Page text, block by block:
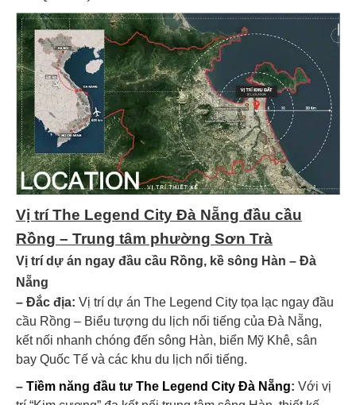
Vị trí The Legend City Đà Nẵng đầu cầu
Rồng – Trung tâm phường Sơn Trà
Vị trí dự án ngay đầu cầu Rồng, kề sông Hàn – Đà
Nẵng
– Đắc địa: Vị trí dự án The Legend City tọa lạc ngay đầu
cầu Rồng – Biểu tượng du lịch nổi tiếng của Đà Nẵng,
kết nối nhanh chóng đến sông Hàn, biển Mỹ Khê, sân
bay Quốc Tế và các khu du lịch nổi tiếng.
– Tiềm năng đầu tư The Legend City Đà Nẵng: Với vị